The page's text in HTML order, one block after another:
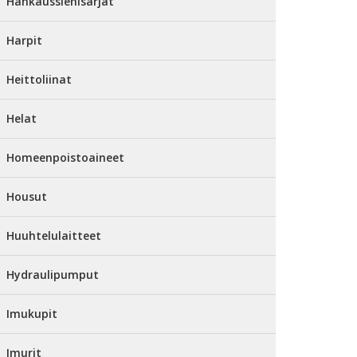
Harpit
Heittoliinat
Helat
Homeenpoistoaineet
Housut
Huuhtelulaitteet
Hydraulipumput
Imukupit
Imurit